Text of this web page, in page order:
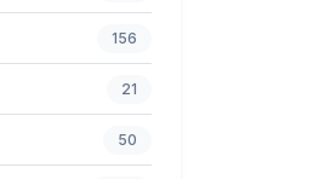
156
21
50